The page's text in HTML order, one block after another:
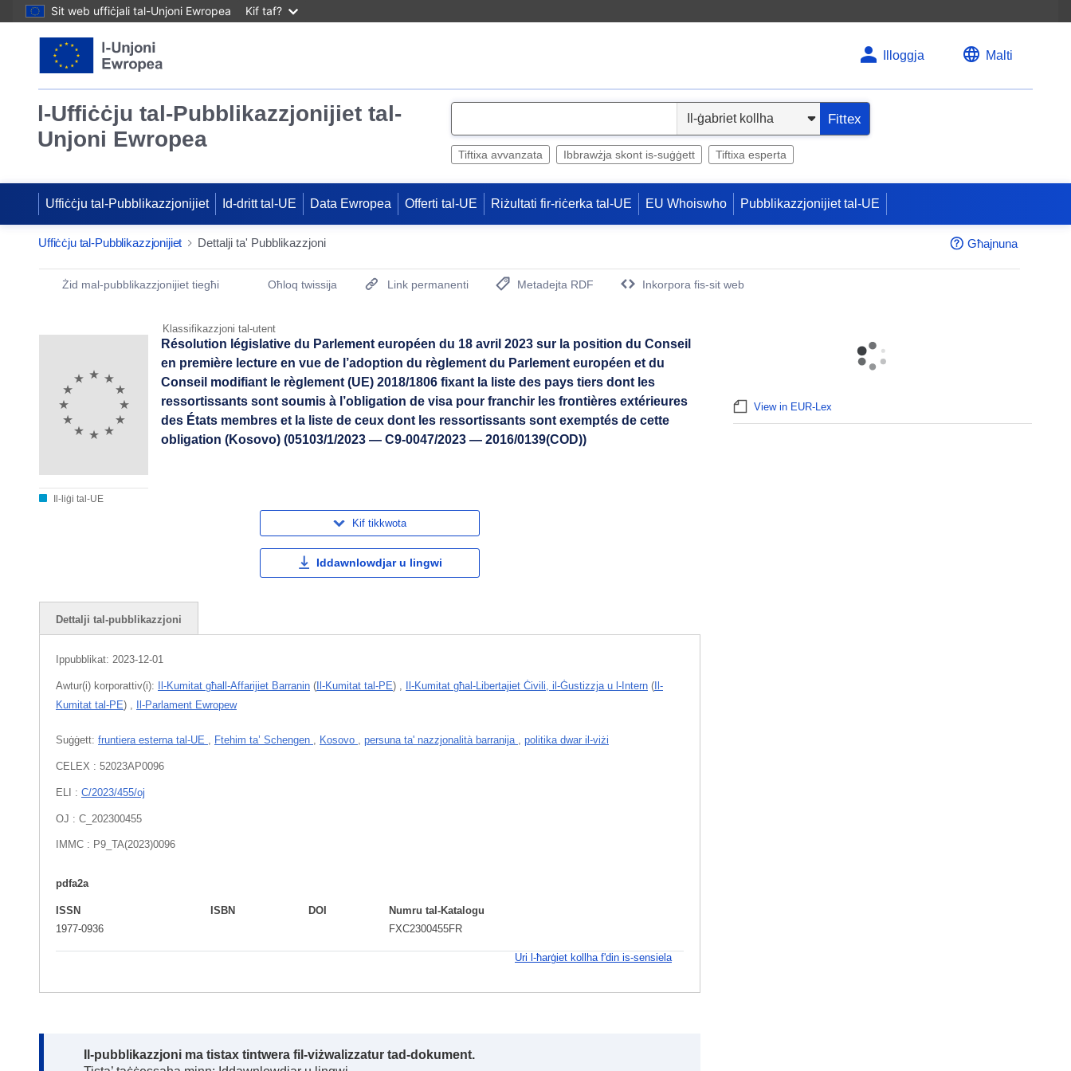
Sit web uffiċjali tal-Unjoni Ewropea Kif taf?
Illoggja Malti
l-Uffiċċju tal-Pubblikazzjonijiet tal-
Unjoni Ewropea
e
Fittex
Tiftixa avvanzata Ibbrawżja skont is-suġġett Tiftixa esperta
Uffiċċju tal-Pubblikazzjonijiet Id-dritt tal-UE Data Ewropea Offerti tal-UE Riżultati fir-riċerka tal-UE EU Whoiswho Pubblikazzjonijiet tal-UE
Uffiċċju tal-Pubblikazzjonijiet Dettalji ta' Pubblikazzjoni Għajnuna
Publication Detail Actions Portlet
Żid mal-pubblikazzjonijiet tiegħi Oħloq twissija Link permanenti
Metadejta RDF
Inkorpora fis-sit web
Klassifikazzjoni tal-utent
Il-liġi tal-UE
Résolution législative du Parlement européen du 18 avril 2023 sur la position du Conseil
en première lecture en vue de l’adoption du règlement du Parlement européen et du
Conseil modifiant le règlement (UE) 2018/1806 fixant la liste des pays tiers dont les
ressortissants sont soumis à l’obligation de visa pour franchir les frontières extérieures
des États membres et la liste de ceux dont les ressortissants sont exemptés de cette
obligation (Kosovo) (05103/1/2023 — C9-0047/2023 — 2016/0139(COD))
Kif tikkwota
Iddawnlowdjar u lingwi
Dettalji tal-pubblikazzjoni
Ippubblikat: 2023-12-01
Awtur(i) korporattiv(i): Il-Kumitat għall-Affarijiet Barranin ( Il-Kumitat tal-PE) , Il-Kumitat għal-Libertajiet Ċivili, il-Ġustizzja u l-Intern ( Il-
Kumitat tal-PE) , Il-Parlament Ewropew
Suġġett: fruntiera esterna tal-UE , Ftehim ta’ Schengen , Kosovo , persuna ta' nazzjonalità barranija , politika dwar il-viżi
CELEX : 52023AP0096
ELI : C/2023/455/oj
OJ : C_202300455
IMMC : P9_TA(2023)0096
pdfa2a
ISSN
1977-0936
ISBN DOI
Numru tal-Katalogu
FXC2300455FR
Uri l-ħarġiet kollha f'din is-sensiela
Note:
Il-pubblikazzjoni ma tistax tintwera fil-viżwalizzatur tad-dokument.
View in EUR-Lex